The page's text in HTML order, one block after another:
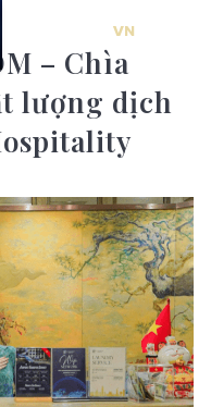
VN
– Chìa
lượng dịch